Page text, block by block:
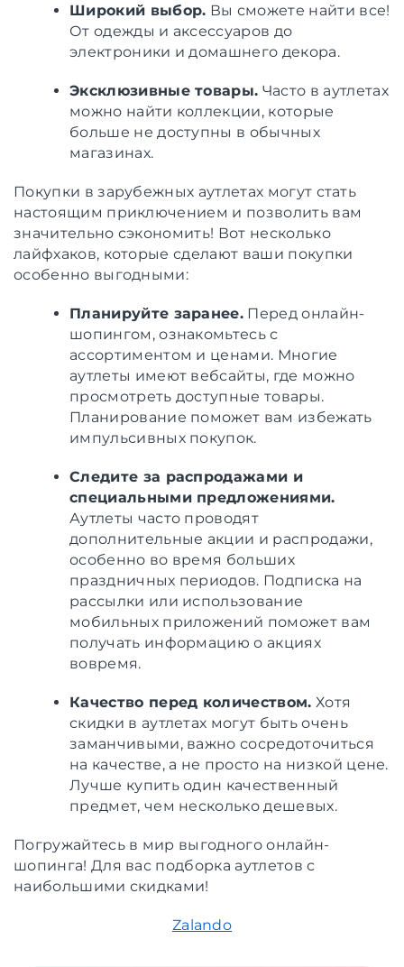
Широкий выбор. Вы сможете найти все!
От одежды и аксессуаров до
электроники и домашнего декора.
Эксклюзивные товары. Часто в аутлетах
можно найти коллекции, которые
больше не доступны в обычных
магазинах.
Покупки в зарубежных аутлетах могут стать
настоящим приключением и позволить вам
значительно сэкономить! Вот несколько
лайфхаков, которые сделают ваши покупки
особенно выгодными:
Планируйте заранее. Перед онлайн-
шопингом, ознакомьтесь с
ассортиментом и ценами. Многие
аутлеты имеют вебсайты, где можно
просмотреть доступные товары.
Планирование поможет вам избежать
импульсивных покупок.
Следите за распродажами и
специальными предложениями.
Аутлеты часто проводят
дополнительные акции и распродажи,
особенно во время больших
праздничных периодов. Подписка на
рассылки или использование
мобильных приложений поможет вам
получать информацию о акциях
вовремя.
Качество перед количеством. Хотя
скидки в аутлетах могут быть очень
заманчивыми, важно сосредоточиться
на качестве, а не просто на низкой цене.
Лучше купить один качественный
предмет, чем несколько дешевых.
Погружайтесь в мир выгодного онлайн-
шопинга! Для вас подборка аутлетов с
наибольшими скидками!
Zalando